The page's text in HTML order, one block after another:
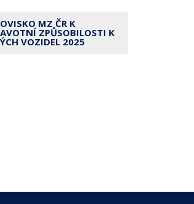
MZ ČR K
ZPŮSOBILOSTI K
VOZIDEL 2025